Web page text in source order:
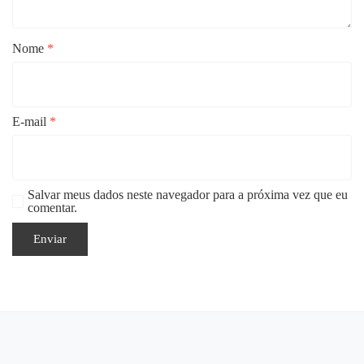
Nome *
E-mail *
Salvar meus dados neste navegador para a próxima vez que eu
comentar.